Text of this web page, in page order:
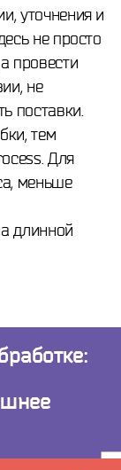
уточнения и
не просто
провести
не
поставки.
тем
Для
меньше
длинной